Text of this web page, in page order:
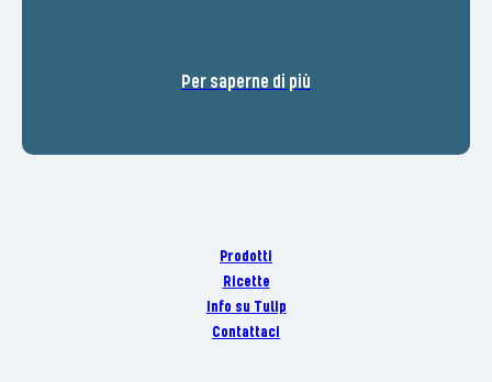
Per saperne di più
Prodotti
Ricette
Info su Tulip
Contattaci